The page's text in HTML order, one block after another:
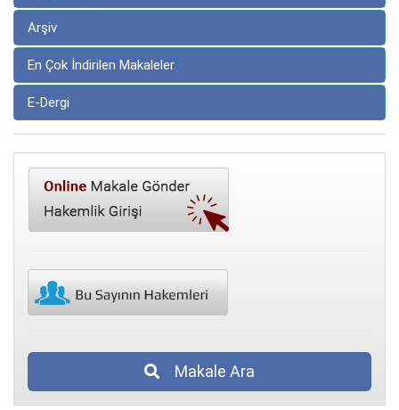
Arşiv
En Çok İndirilen Makaleler
E-Dergi
Makale Ara